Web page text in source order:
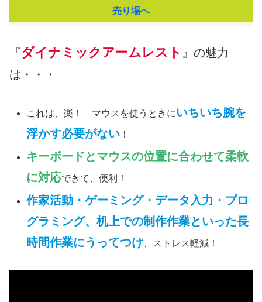
売り場へ
『ダイナミックアームレスト 』の魅力
は・・・
これは、楽！ マウスを使うときにいちいち腕を
浮かす必要がない ！
キーボードとマウスの位置に合わせて柔軟
に対応できて、便利！
作家活動・ゲーミング・データ入力・プロ
グラミング、机上での制作作業といった長
時間作業にうってつけ、ストレス軽減！